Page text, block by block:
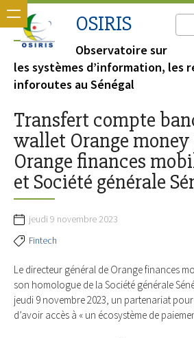
OSIRIS
Observatoire sur
les systèmes d’information, les
inforoutes au Sénégal
Transfert compte
wallet Orange money
Orange finances
et Société générale
jeudi 9 novembre 2023
Fintech
Le directeur général de Orange finances
son homologue de la Société générale
jeudi 9 novembre 2023, un partenariat
d’avoir accès à « un écosystème de